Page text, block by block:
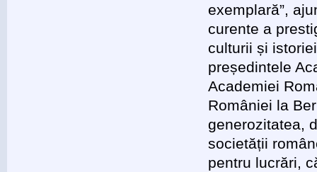
exemplară”,
curente a
culturii și
președintele
Academiei
României la
generozitatea,
societății
pentru lucrări,